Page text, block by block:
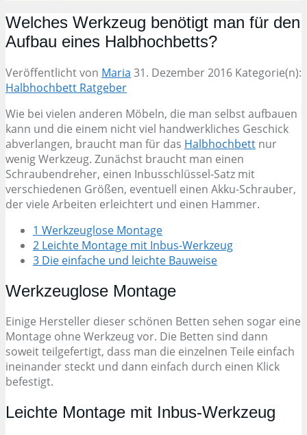
Welches Werkzeug benötigt man für den
Aufbau eines Halbhochbetts?
Veröffentlicht von Maria 31. Dezember 2016 Kategorie(n):
Halbhochbett Ratgeber
Wie bei vielen anderen Möbeln, die man selbst aufbauen
kann und die einem nicht viel handwerkliches Geschick
abverlangen, braucht man für das Halbhochbett nur
wenig Werkzeug. Zunächst braucht man einen
Schraubendreher, einen Inbusschlüssel-Satz mit
verschiedenen Größen, eventuell einen Akku-Schrauber,
der viele Arbeiten erleichtert und einen Hammer.
1 Werkzeuglose Montage
2 Leichte Montage mit Inbus-Werkzeug
3 Die einfache und leichte Bauweise
Werkzeuglose Montage
Einige Hersteller dieser schönen Betten sehen sogar eine
Montage ohne Werkzeug vor. Die Betten sind dann
soweit teilgefertigt, dass man die einzelnen Teile einfach
ineinander steckt und dann einfach durch einen Klick
befestigt.
Leichte Montage mit Inbus-Werkzeug